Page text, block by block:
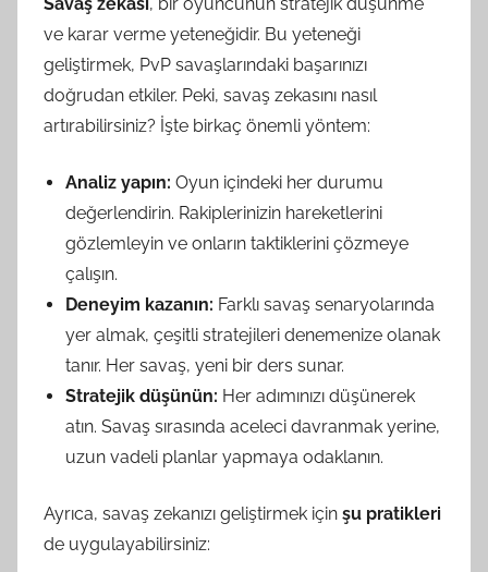
ve karar verme yeteneğidir. Bu yeteneği
geliştirmek, PvP savaşlarındaki başarınızı
doğrudan etkiler. Peki, savaş zekasını nasıl
artırabilirsiniz? İşte birkaç önemli yöntem:
Analiz yapın: Oyun içindeki her durumu
değerlendirin. Rakiplerinizin hareketlerini
gözlemleyin ve onların taktiklerini çözmeye
çalışın.
Deneyim kazanın: Farklı savaş senaryolarında
yer almak, çeşitli stratejileri denemenize olanak
tanır. Her savaş, yeni bir ders sunar.
Stratejik düşünün: Her adımınızı düşünerek
atın. Savaş sırasında aceleci davranmak yerine,
uzun vadeli planlar yapmaya odaklanın.
Ayrıca, savaş zekanızı geliştirmek için şu pratikleri
de uygulayabilirsiniz: